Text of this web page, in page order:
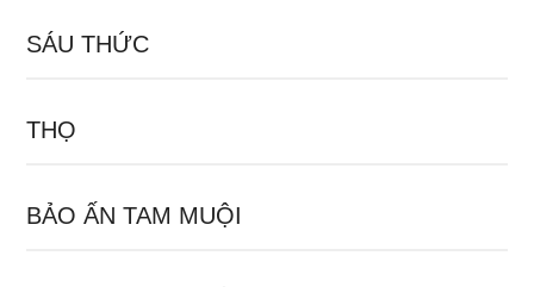
SÁU THỨC
THỌ
BẢO ẤN TAM MUỘI